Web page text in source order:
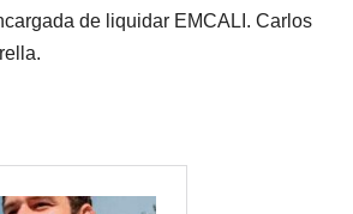
de liquidar EMCALI. Carlos